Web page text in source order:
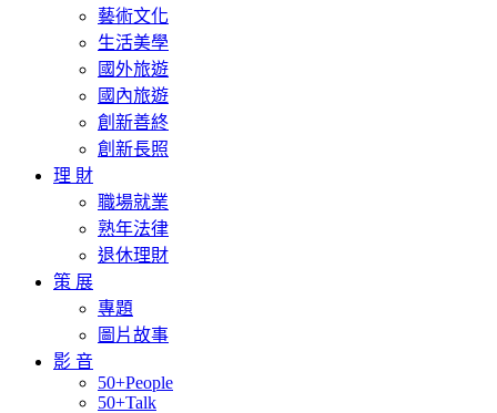
藝術文化
生活美學
國外旅遊
國內旅遊
創新善終
創新長照
理 財
職場就業
熟年法律
退休理財
策 展
專題
圖片故事
影 音
50+People
50+Talk